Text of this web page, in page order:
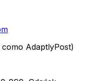
AdaptlyPost)